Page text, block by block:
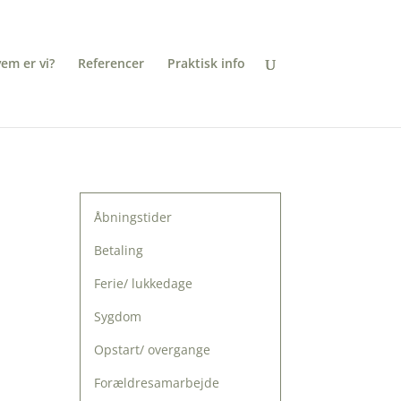
er vi? Referencer Praktisk info
Åbningstider
Betaling
Ferie/ lukkedage
Sygdom
Opstart/ overgange
Forældresamarbejde